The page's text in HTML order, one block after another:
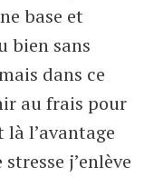
base et
bien sans
dans ce
au frais pour
là l’avantage
stresse j’enlève